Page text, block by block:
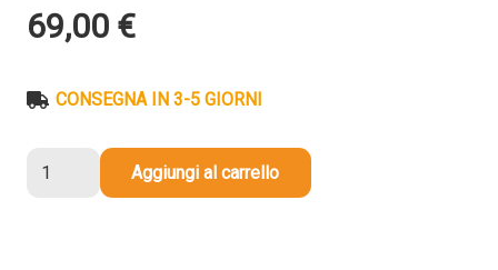
69,00 €
CONSEGNA IN 3-5 GIORNI
compatibile
Aggiungi al carrello